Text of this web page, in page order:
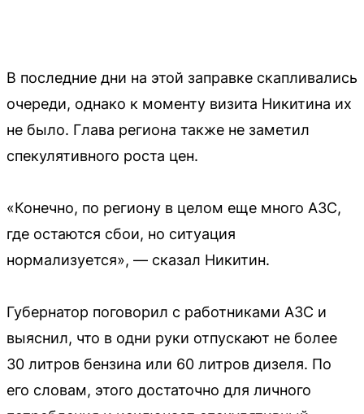
В последние дни на этой заправке скапливались
очереди, однако к моменту визита Никитина их
не было. Глава региона также не заметил
спекулятивного роста цен.
«Конечно, по региону в целом еще много АЗС,
где остаются сбои, но ситуация
нормализуется», — сказал Никитин.
Губернатор поговорил с работниками АЗС и
выяснил, что в одни руки отпускают не более
30 литров бензина или 60 литров дизеля. По
его словам, этого достаточно для личного